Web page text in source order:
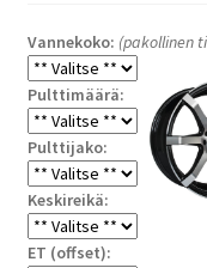
Vannekoko: (pakollinen
Pulttimäärä:
Pulttijako:
Keskireikä:
ET (offset):